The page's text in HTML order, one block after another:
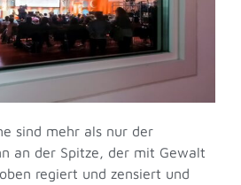
sind mehr als nur der
an der Spitze, der mit Gewalt
regiert und zensiert und